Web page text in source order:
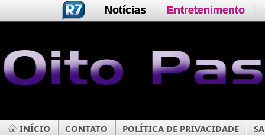
Notícias Entretenimento
INÍCIO CONTATO POLÍTICA DE PRIVACIDADE